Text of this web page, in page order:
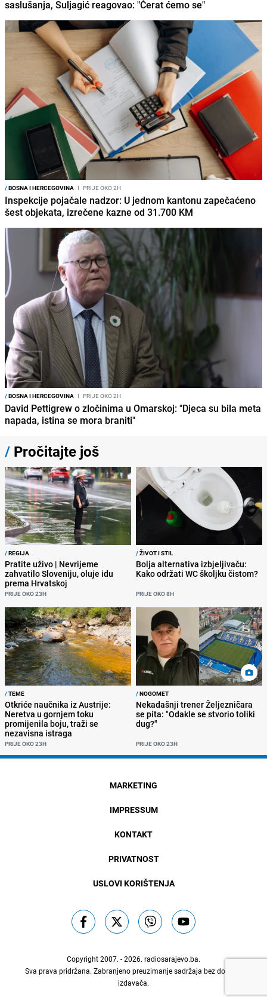
saslušanja, Suljagić reagovao: "Ćerat ćemo se"
/BOSNA I HERCEGOVINA I PRIJE OKO 2H
Inspekcije pojačale nadzor: U jednom kantonu zapečaćeno
šest objekata, izrečene kazne od 31.700 KM
/BOSNA I HERCEGOVINA I PRIJE OKO 2H
David Pettigrew o zločinima u Omarskoj: "Djeca su bila meta
napada, istina se mora braniti"
/ Pročitajte još
/REGIJA
Pratite uživo | Nevrijeme
zahvatilo Sloveniju, oluje idu
prema Hrvatskoj
PRIJE OKO 23H
/ŽIVOT I STIL
Bolja alternativa izbjeljivaču:
Kako održati WC školjku čistom?
PRIJE OKO 8H
/TEME
Otkriće naučnika iz Austrije:
Neretva u gornjem toku
promijenila boju, traži se
nezavisna istraga
PRIJE OKO 23H
/NOGOMET
Nekadašnji trener Željezničara
se pita: "Odakle se stvorio toliki
dug?"
PRIJE OKO 23H
MARKETING
IMPRESSUM
KONTAKT
PRIVATNOST
USLOVI KORIŠTENJA
Copyright 2007. - 2026. radiosarajevo.ba.
Sva prava pridržana. Zabranjeno preuzimanje sadržaja bez dozvole
izdavača.